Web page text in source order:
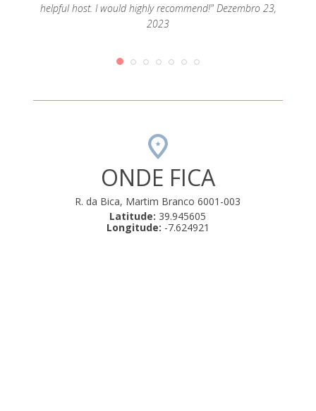
helpful host. I would highly recommend!" Dezembro 23,
2023
ONDE FICA
R. da Bica, Martim Branco 6001-003
Latitude: 39.945605
Longitude: -7.624921